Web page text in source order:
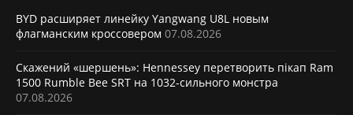
BYD расширяет линейку Yangwang U8L новым
флагманским кроссовером 07.08.2026
Скажений «шершень»: Hennessey перетворить пікап Ram
1500 Rumble Bee SRT на 1032-сильного монстра
07.08.2026